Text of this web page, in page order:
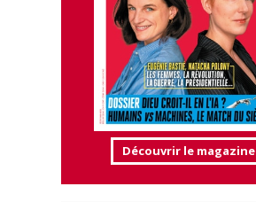
Découvrir le magazine